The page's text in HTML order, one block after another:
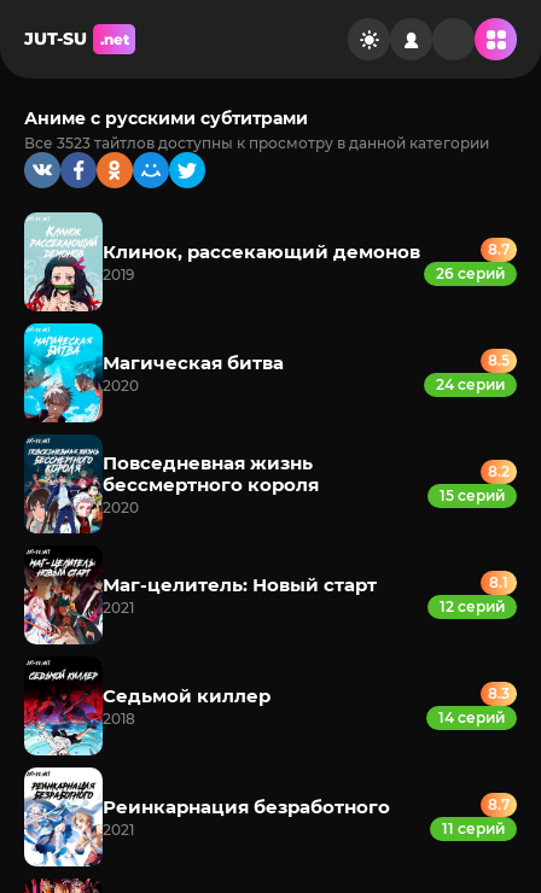
JUT-SU .net
Аниме с русскими субтитрами
Все 3523 тайтлов доступны к просмотру в данной категории
Клинок, рассекающий демонов
2019
8.7
26 серий
Магическая битва
2020
8.5
24 серии
Повседневная жизнь
бессмертного короля
2020
8.2
15 серий
Маг-целитель: Новый старт
2021
8.1
12 серий
Седьмой киллер
2018
8.3
14 серий
Реинкарнация безработного
2021
8.7
11 серий